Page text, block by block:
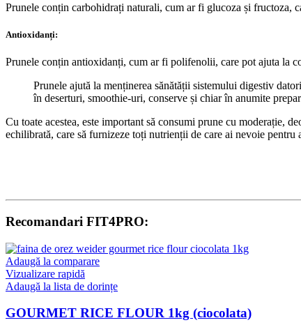
Prunele conțin carbohidrați naturali, cum ar fi glucoza și fructoza,
Antioxidanți:
Prunele conțin antioxidanți, cum ar fi polifenolii, care pot ajuta la
Prunele ajută la menținerea sănătății sistemului digestiv
în deserturi, smoothie-uri, conserve și chiar în anumite
Cu toate acestea, este important să consumi prune cu moderație,
echilibrată, care să furnizeze toți nutrienții de care ai nevoie pentru
Recomandari FIT4PRO:
Adaugă la comparare
Vizualizare rapidă
Adaugă la lista de dorințe
GOURMET RICE FLOUR 1kg (ciocolata)